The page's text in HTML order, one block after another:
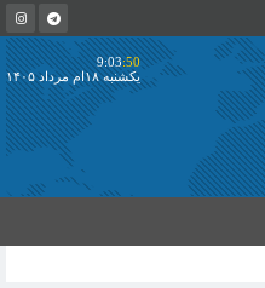
9:03:50
یکشنبه ۱۸ام مرداد ۱۴۰۵